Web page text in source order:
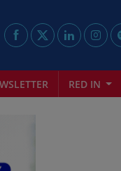
RED IN